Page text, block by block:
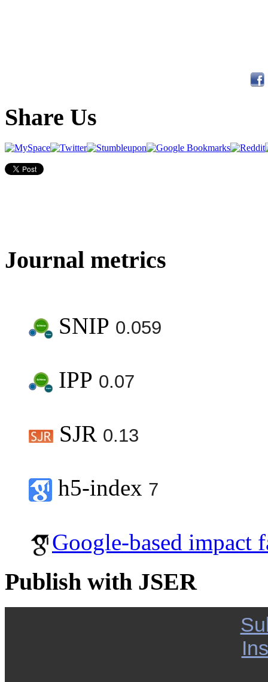
Share Us
Journal metrics
SNIP 0.059
IPP 0.07
SJR 0.13
h5-index 7
Google-based impact
Publish with JSER